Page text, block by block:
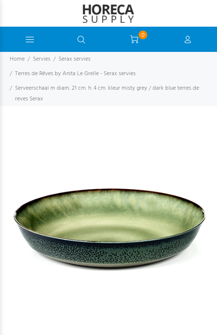
0
Home Servies
Serax servies
Terres de Rêves by Anita Le Grelle - Serax servies
Serveerschaal m diam. 21 cm. h. 4 cm. kleur misty grey / dark blue terres de
reves Serax